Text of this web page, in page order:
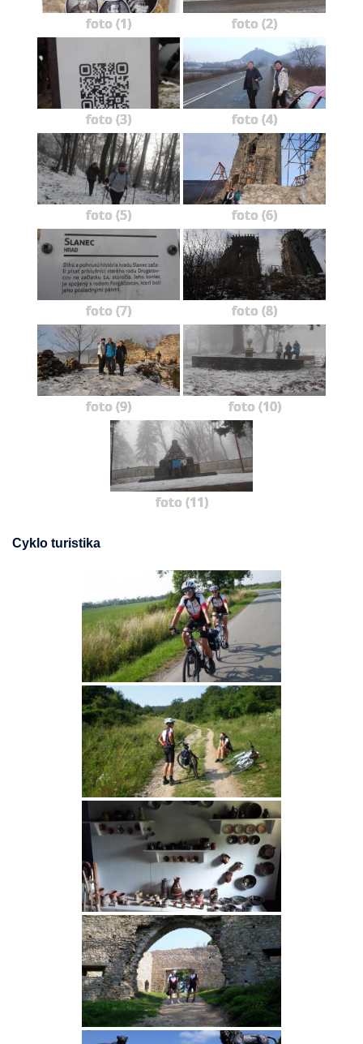
foto (1) foto (2)
foto (3) foto (4)
foto (5) foto (6)
foto (7) foto (8)
foto (9) foto (10)
foto (11)
Cyklo turistika